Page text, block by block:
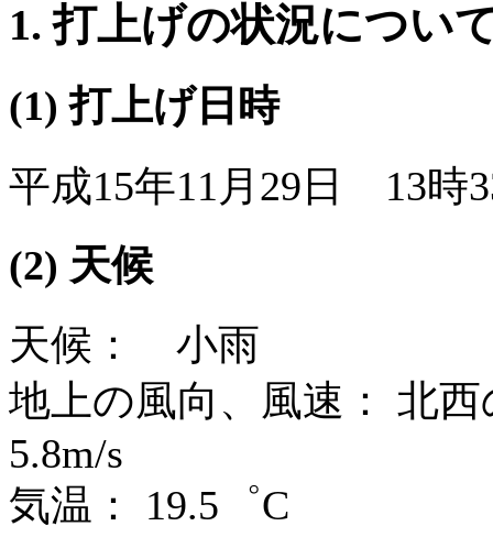
1. 打上げの状況につい
(1) 打上げ日時
平成15年11月29日 13時
(2) 天候
天候： 小雨
地上の風向、風速： 北西
5.8m/s
気温： 19.5゜C